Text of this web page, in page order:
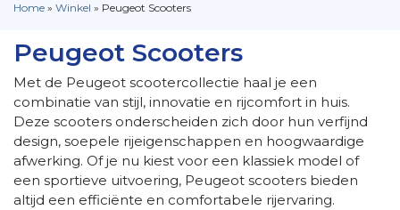
Home » Winkel » Peugeot Scooters
Peugeot Scooters
Met de Peugeot scootercollectie haal je een
combinatie van stijl, innovatie en rijcomfort in huis.
Deze scooters onderscheiden zich door hun verfijnd
design, soepele rijeigenschappen en hoogwaardige
afwerking. Of je nu kiest voor een klassiek model of
een sportieve uitvoering, Peugeot scooters bieden
altijd een efficiënte en comfortabele rijervaring.